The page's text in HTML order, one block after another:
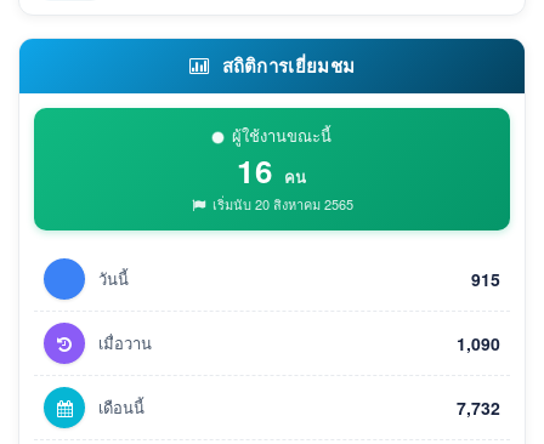
สถิติการเยี่ยมชม
ผู้ใช้งานขณะนี้
16 คน
เริ่มนับ 20 สิงหาคม 2565
วันนี้ 915
เมื่อวาน 1,090
เดือนนี้ 7,732